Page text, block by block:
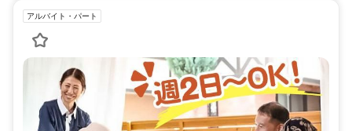
アルバイト・パート